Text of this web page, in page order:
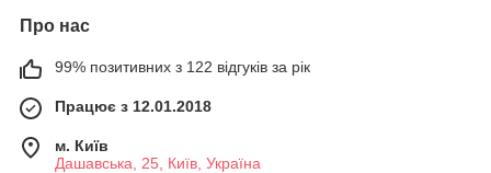
Про нас
99% позитивних з 122 відгуків за рік
Працює з 12.01.2018
м. Київ
Дашавська, 25, Київ, Україна